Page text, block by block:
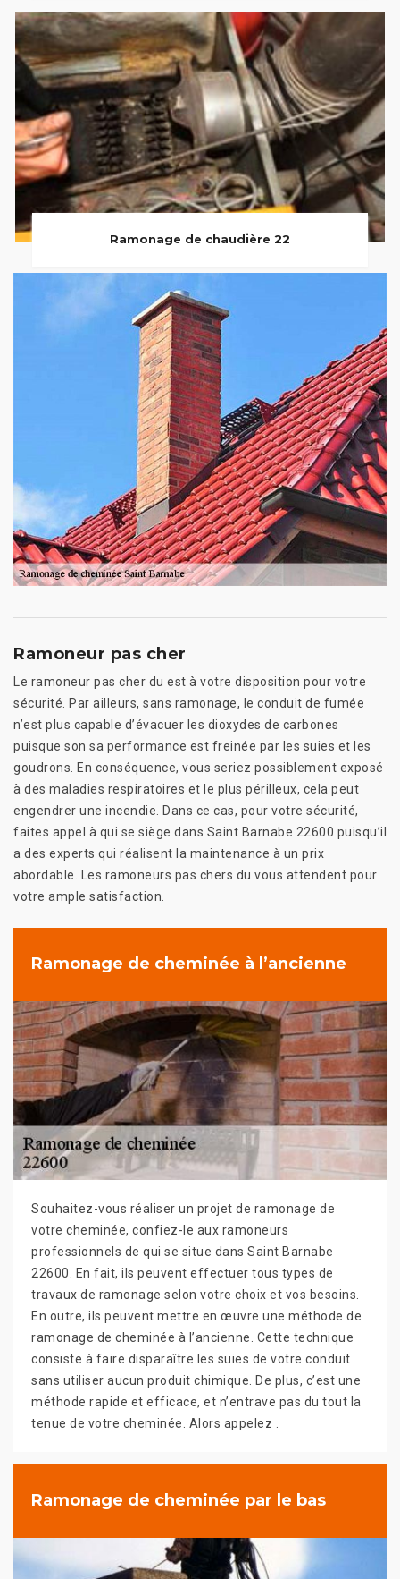
Ramonage de chaudière 22
Ramoneur pas cher
Le ramoneur pas cher du est à votre disposition pour votre
sécurité. Par ailleurs, sans ramonage, le conduit de fumée
n’est plus capable d’évacuer les dioxydes de carbones
puisque son sa performance est freinée par les suies et les
goudrons. En conséquence, vous seriez possiblement exposé
à des maladies respiratoires et le plus périlleux, cela peut
engendrer une incendie. Dans ce cas, pour votre sécurité,
faites appel à qui se siège dans Saint Barnabe 22600 puisqu’il
a des experts qui réalisent la maintenance à un prix
abordable. Les ramoneurs pas chers du vous attendent pour
votre ample satisfaction.
Ramonage de cheminée à l’ancienne
Souhaitez-vous réaliser un projet de ramonage de
votre cheminée, confiez-le aux ramoneurs
professionnels de qui se situe dans Saint Barnabe
22600. En fait, ils peuvent effectuer tous types de
travaux de ramonage selon votre choix et vos besoins.
En outre, ils peuvent mettre en œuvre une méthode de
ramonage de cheminée à l’ancienne. Cette technique
consiste à faire disparaître les suies de votre conduit
sans utiliser aucun produit chimique. De plus, c’est une
méthode rapide et efficace, et n’entrave pas du tout la
tenue de votre cheminée. Alors appelez .
Ramonage de cheminée par le bas